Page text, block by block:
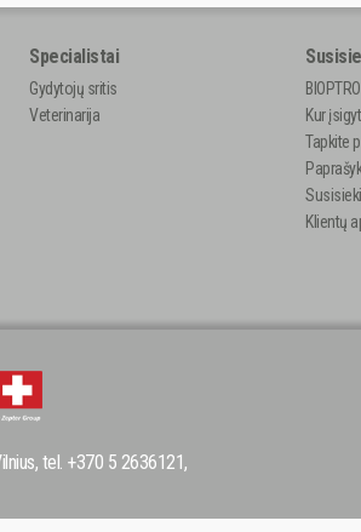
Specialistai
Gydytojų sritis
Veterinarija
Kur
Tapkite
Klientų
tel. +370 5 2636121,